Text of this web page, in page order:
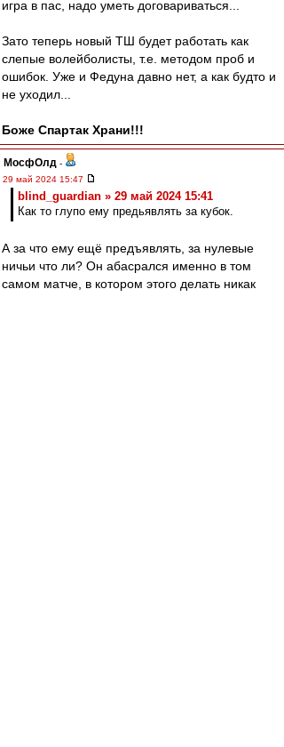
игра в пас, надо уметь договариваться...
Зато теперь новый ТШ будет работать как
слепые волейболисты, т.е. методом проб и
ошибок. Уже и Федуна давно нет, а как будто и
не уходил...
Боже Спартак Храни!!!
МосфОлд -
29 май 2024 15:47
blind_guardian » 29 май 2024 15:41
Как то глупо ему предьявлять за кубок.
А за что ему ещё предъявлять, за нулевые
ничьи что ли? Он абасрался именно в том
самом матче, в котором этого делать никак